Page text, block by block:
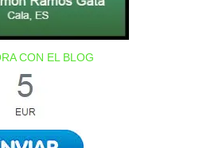
CON EL BLOG